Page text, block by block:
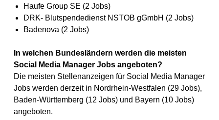
Haufe Group SE (2 Jobs)
DRK- Blutspendedienst NSTOB gGmbH (2 Jobs)
Badenova (2 Jobs)
In welchen Bundesländern werden die meisten
Social Media Manager Jobs angeboten?
Die meisten Stellenanzeigen für Social Media Manager
Jobs werden derzeit in Nordrhein-Westfalen (29 Jobs),
Baden-Württemberg (12 Jobs) und Bayern (10 Jobs)
angeboten.